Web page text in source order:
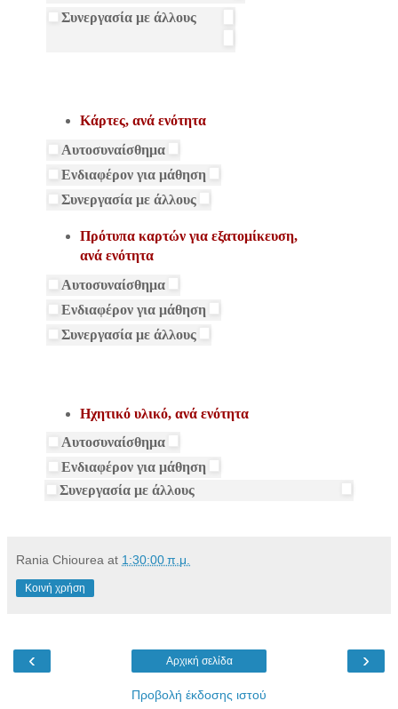
Συνεργασία με άλλους
Κάρτες, ανά ενότητα
Αυτοσυναίσθημα
Ενδιαφέρον για μάθηση
Συνεργασία με άλλους
Πρότυπα καρτών για εξατομίκευση,
ανά ενότητα
Αυτοσυναίσθημα
Ενδιαφέρον για μάθηση
Συνεργασία με άλλους
Ηχητικό υλικό, ανά ενότητα
Αυτοσυναίσθημα
Ενδιαφέρον για μάθηση
Συνεργασία με άλλους
Rania Chiourea at 1:30:00 π.μ.
Κοινή χρήση
‹ ›
Αρχική σελίδα
Προβολή έκδοσης ιστού